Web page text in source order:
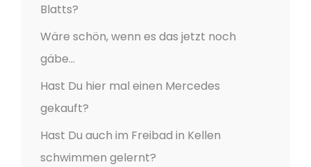
Blatts?
Wäre schön, wenn es das jetzt noch
gäbe…
Hast Du hier mal einen Mercedes
gekauft?
Hast Du auch im Freibad in Kellen
schwimmen gelernt?